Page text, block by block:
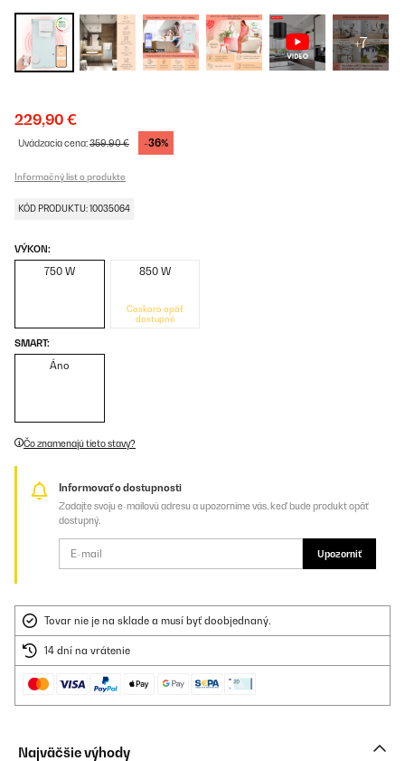
+7
229,90 €
Uvádzacia cena:359,90 € -36%
Informačný list o produkte
KÓD PRODUKTU: 10035064
VÝKON:
750 W 850 W
Čoskoro opäť
dostupné
SMART:
Áno
Čo znamenajú tieto stavy?
Informovať o dostupnosti
Zadajte svoju e-mailovú adresu a upozorníme vás, keď bude produkt opäť
dostupný.
Upozorniť
Tovar nie je na sklade a musí byť doobjednaný.
14 dní na vrátenie
Najväčšie výhody